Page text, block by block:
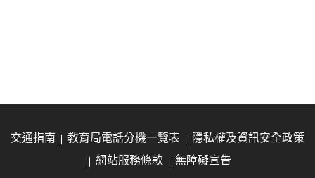
交通指南 教育局電話分機一覽表
隱私權及資訊安全政策
網站服務條款
無障礙宣告